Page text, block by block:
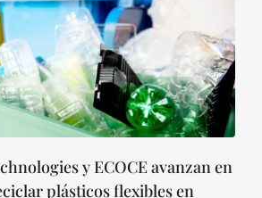
y ECOCE avanzan en
plásticos flexibles en